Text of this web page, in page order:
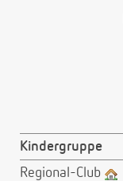
Kindergruppe
Regional-Club